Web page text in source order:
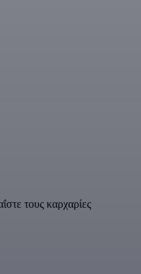
τους καρχαρίες